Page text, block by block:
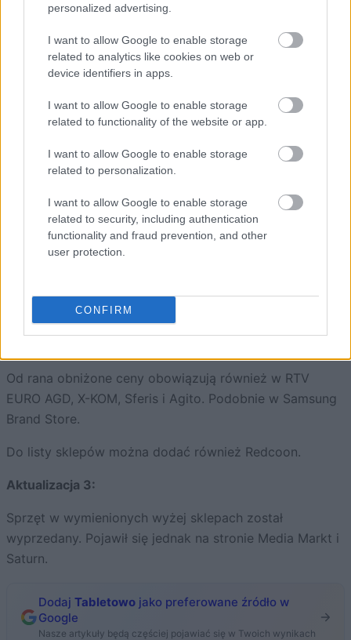
personalized advertising.
I want to allow Google to enable storage
related to analytics like cookies on web or
device identifiers in apps.
I want to allow Google to enable storage
related to functionality of the website or app.
I want to allow Google to enable storage
related to personalization.
I want to allow Google to enable storage
related to security, including authentication
functionality and fraud prevention, and other
user protection.
CONFIRM
Na chwilę obecną promocja obowiązuje w sklepie Vobis
i Komputronik. Niewykluczone, że w ciągu najbliższych
minut pojawi się również w innych sklepach
elektronicznych – gdy tak się stanie, wpis zostanie
Recenzję Samsunga Galaxy Tab S 8.4 przeczytacie
, z kolei na pewno jeszcze w tym miesiącu
będziecie mogli przeczytać test jego większego brata,
Aktualizacja:
Otrzymałam informację, że jedna osoba może kupić w
zainteresowanie jest ogromne :)
Od rana obniżone ceny obowiązują również w RTV
EURO AGD, X-KOM, Sferis i Agito. Podobnie w Samsung
Brand Store.
Do listy sklepów można dodać również Redcoon.
Aktualizacja 3:
Sprzęt w wymienionych wyżej sklepach został
wyprzedany. Pojawił się jednak na stronie Media Markt i
Saturn.
Dodaj Tabletowo jako preferowane źródło w
Google
Nasze artykuły będą częściej pojawiać się w Twoich wynikach